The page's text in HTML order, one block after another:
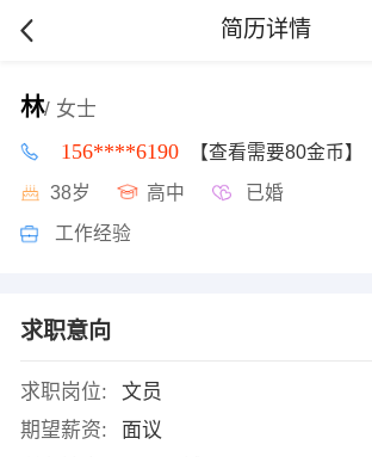
简历详情
林/ 女士
156****6190 【查看需要80金币】
38岁 高中 已婚
工作经验
求职意向
求职岗位:
文员
期望薪资:
面议